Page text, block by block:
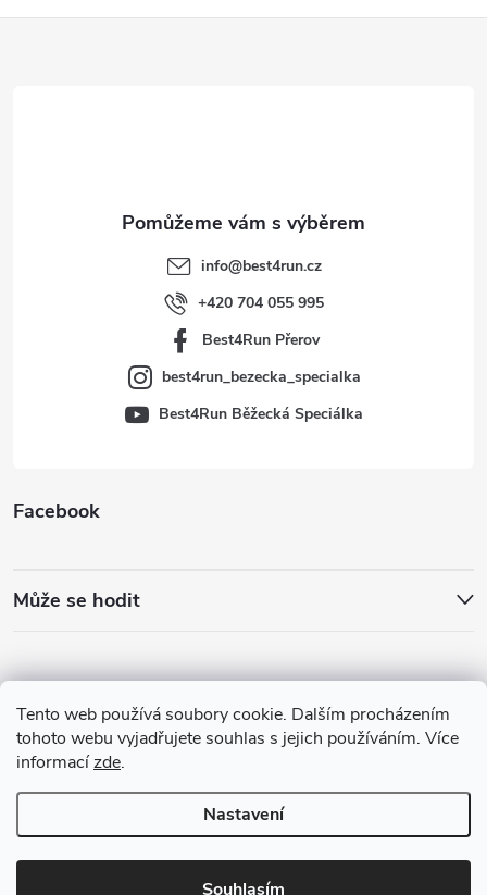
Tento web používá soubory cookie. Dalším procházením
tohoto webu vyjadřujete souhlas s jejich používáním. Více
informacízde.
Nastavení
Souhlasím
Facebook
Může se hodit
info@best4run.cz
+420 704 055 995
Best4Run Přerov
best4run_bezecka_specialka
Best4Run Běžecká Speciálka
Copyright 2026Best4Run Běžecká speciálka. Všechna práva vyhrazena.